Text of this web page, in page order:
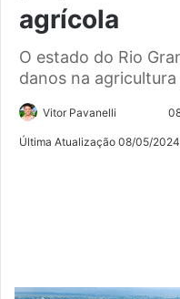
agrícola
O estado do Rio
danos na agricultura
Vitor Pavanelli
no
Mande
um
Última Atualização 08/05/2024